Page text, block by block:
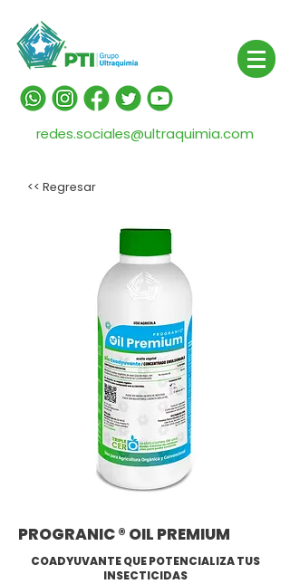
redes.sociales@ultraquimia.com
<< Regresar
PROGRANIC ® OIL PREMIUM
COADYUVANTE QUE POTENCIALIZA TUS
INSECTICIDAS